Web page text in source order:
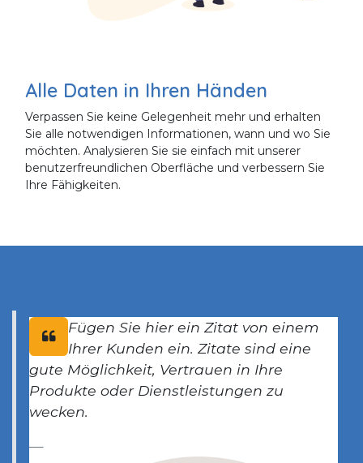
Alle Daten in Ihren Händen
Verpassen Sie keine Gelegenheit mehr und erhalten
Sie alle notwendigen Informationen, wann und wo Sie
möchten. Analysieren Sie sie einfach mit unserer
benutzerfreundlichen Oberfläche und verbessern Sie
Ihre Fähigkeiten.
Fügen Sie hier ein Zitat von einem
Ihrer Kunden ein. Zitate sind eine
gute Möglichkeit, Vertrauen in Ihre
Produkte oder Dienstleistungen zu
wecken.